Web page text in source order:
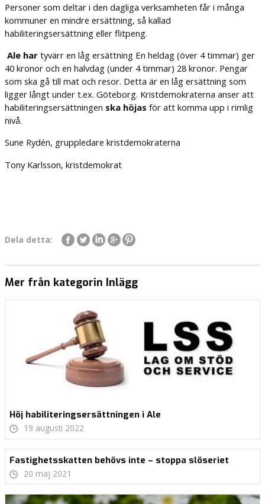
Personer som deltar i den dagliga verksamheten får i många
kommuner en mindre ersättning, så kallad
habiliteringsersättning eller flitpeng.
Ale hartyvärr en låg ersättning En heldag (över 4 timmar) ger
40 kronor och en halvdag (under 4 timmar) 28 kronor. Pengar
som ska gå till mat och resor. Detta är en låg ersättning som
ligger långt under t.ex. Göteborg. Kristdemokraterna anser att
habiliteringsersättningen ska höjas för att komma upp i rimlig
nivå.
Sune Rydén, gruppledare kristdemokraterna
Tony Karlsson, kristdemokrat
Dela detta:
Mer från kategorin Inlägg
Höj habiliteringsersättningen i Ale
19 augusti 2022
Fastighetsskatten behövs inte – stoppa slöseriet
20 maj 2021